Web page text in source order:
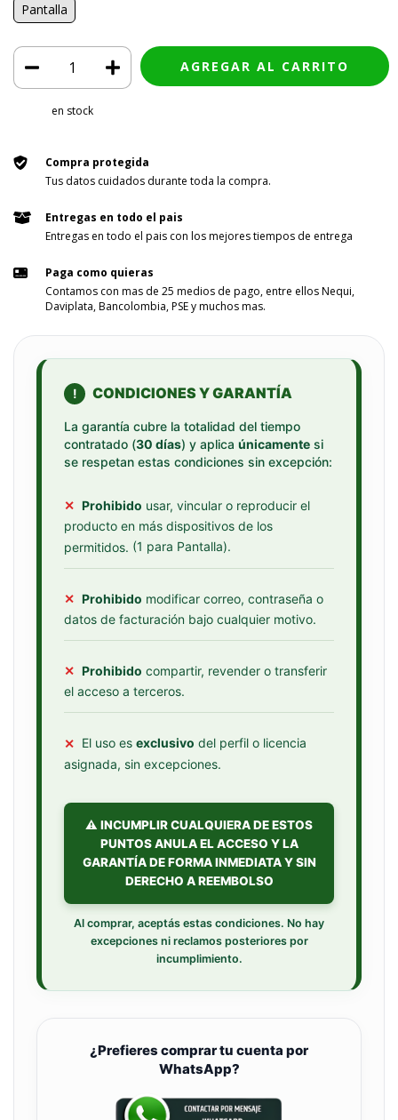
Pantalla
en stock
Compra protegida
Tus datos cuidados durante toda la compra.
Entregas en todo el pais
Entregas en todo el pais con los mejores tiempos de entrega
Paga como quieras
Contamos con mas de 25 medios de pago, entre ellos Nequi,
Daviplata, Bancolombia, PSE y muchos mas.
! CONDICIONES Y GARANTÍA
La garantía cubre la totalidad del tiempo
contratado (30 días) y aplica únicamente si
se respetan estas condiciones sin excepción:
✕ Prohibido usar, vincular o reproducir el
producto en más dispositivos de los
permitidos. (1 para Pantalla).
✕ Prohibido modificar correo, contraseña o
datos de facturación bajo cualquier motivo.
✕ Prohibido compartir, revender o transferir
el acceso a terceros.
✕ El uso es exclusivo del perfil o licencia
asignada, sin excepciones.
⚠️ INCUMPLIR CUALQUIERA DE ESTOS
PUNTOS ANULA EL ACCESO Y LA
GARANTÍA DE FORMA INMEDIATA Y SIN
DERECHO A REEMBOLSO
Al comprar, aceptás estas condiciones. No hay
excepciones ni reclamos posteriores por
incumplimiento.
¿Prefieres comprar tu cuenta por
WhatsApp?